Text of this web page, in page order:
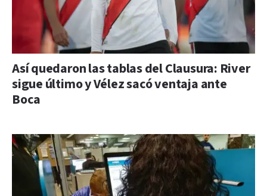
Así quedaron las tablas del Clausura: River
sigue último y Vélez sacó ventaja ante
Boca